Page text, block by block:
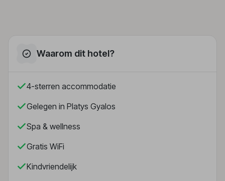
Waarom dit hotel?
4-sterren accommodatie
Gelegen in Platys Gyalos
Spa & wellness
Gratis WiFi
Kindvriendelijk